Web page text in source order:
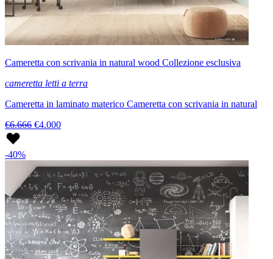
Cameretta con scrivania in natural wood Collezione esclusiva
cameretta letti a terra
Cameretta in laminato materico Cameretta con scrivania in natural
€6.666 €4.000
-40%